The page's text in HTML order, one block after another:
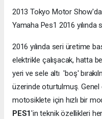
2013 Tokyo Motor
Yamaha Pes1 2016 yılında
2016 yılında seri üretime
elektrikle çalışacak, hatta
yeri ve sele altı 'boş'
üzerinde oturtulmuş.
motosiklete için hızlı bir
PES1'in teknik özellikleri